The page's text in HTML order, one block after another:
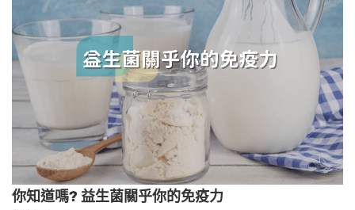
你知道嗎? 益生菌關乎你的免疫力